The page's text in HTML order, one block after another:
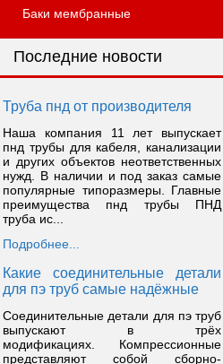
Баки мембранные
Последние новости
Труба пнд от производителя
Наша компания 11 лет выпускает
пнд трубы для кабеля, канализации
и других объектов неответственных
нужд. В наличии и под заказ самые
популярные типоразмеры. Главные
преимущества пнд трубы ПНД
труба ис...
Подробнее...
Какие соединительные детали
для пэ труб самые надёжные
Соединительные детали для пэ труб
выпускают в трёх
модификациях. Компрессионные
представляют собой сборно-